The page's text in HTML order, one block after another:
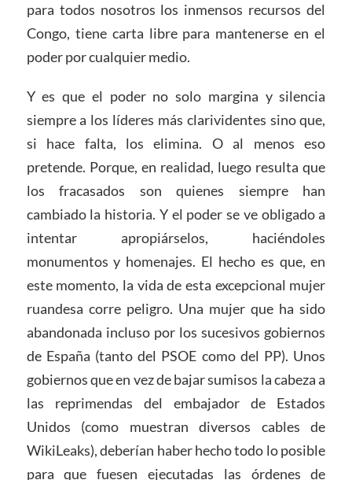
para todos nosotros los inmensos recursos del
Congo, tiene carta libre para mantenerse en el
poder por cualquier medio.
Y es que el poder no solo margina y silencia
siempre a los líderes más clarividentes sino que,
si hace falta, los elimina. O al menos eso
pretende. Porque, en realidad, luego resulta que
los fracasados son quienes siempre han
cambiado la historia. Y el poder se ve obligado a
intentar apropiárselos, haciéndoles
monumentos y homenajes. El hecho es que, en
este momento, la vida de esta excepcional mujer
ruandesa corre peligro. Una mujer que ha sido
abandonada incluso por los sucesivos gobiernos
de España (tanto del PSOE como del PP). Unos
gobiernos que en vez de bajar sumisos la cabeza a
las reprimendas del embajador de Estados
Unidos (como muestran diversos cables de
WikiLeaks), deberían haber hecho todo lo posible
para que fuesen ejecutadas las órdenes de